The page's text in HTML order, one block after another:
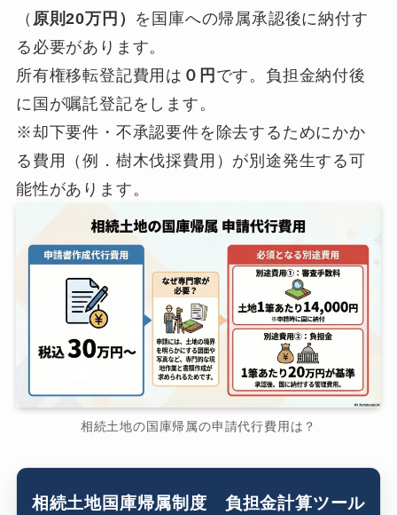
（ 原則20万円） を国庫への帰属承認後に納付す
る必要があります。
所有権移転登記費用は ０円 です。負担金納付後
に国が嘱託登記をします。
※却下要件・不承認要件を除去するためにかか
る費用（例．樹木伐採費用）が別途発生する可
能性があります。
相続土地の国庫帰属の申請代行費用は？
相続土地国庫帰属制度 負担金計算ツール